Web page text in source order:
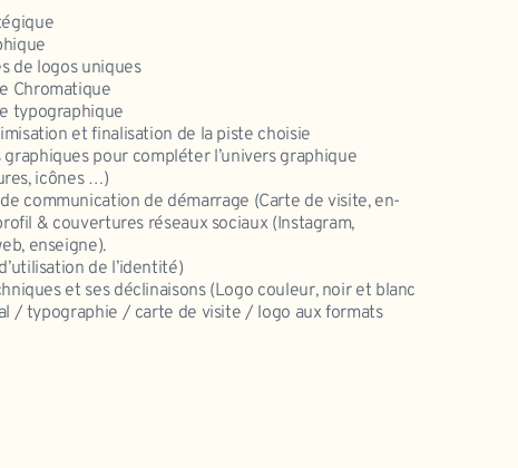
de logos uniques
Chromatique
typographique
et finalisation de la piste choisie
pour compléter l’univers graphique
icônes …)
communication de démarrage (Carte de visite, en-
& couvertures réseaux sociaux (Instagram,
enseigne).
de l’identité)
et ses déclinaisons (Logo couleur, noir et blanc
/ typographie / carte de visite / logo aux formats